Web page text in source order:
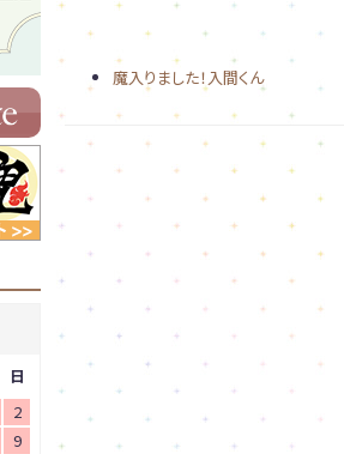
魔入りました！入間くん
日
2
9